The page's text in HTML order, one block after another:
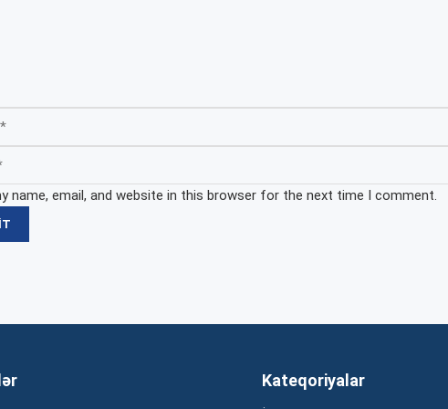
name, email, and website in this browser for the next time I comment.
Kateqoriyalar